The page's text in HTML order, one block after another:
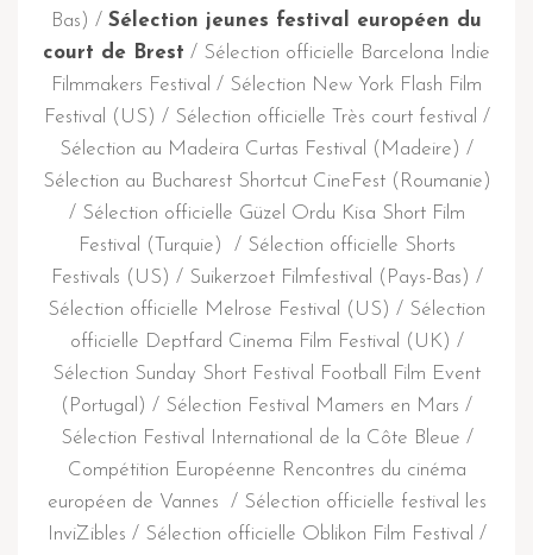
Bas) / Sélection jeunes festival européen du
court de Brest / Sélection officielle Barcelona Indie
Filmmakers Festival / Sélection New York Flash Film
Festival (US) / Sélection officielle Très court festival /
Sélection au Madeira Curtas Festival (Madeire) /
Sélection au Bucharest Shortcut CineFest (Roumanie)
/ Sélection officielle Güzel Ordu Kisa Short Film
Festival (Turquie) / Sélection officielle Shorts
Festivals (US) / Suikerzoet Filmfestival (Pays-Bas) /
Sélection officielle Melrose Festival (US) / Sélection
officielle Deptfard Cinema Film Festival (UK) /
Sélection Sunday Short Festival Football Film Event
(Portugal) / Sélection Festival Mamers en Mars /
Sélection Festival International de la Côte Bleue /
Compétition Européenne Rencontres du cinéma
européen de Vannes / Sélection officielle festival les
InviZibles / Sélection officielle Oblikon Film Festival /